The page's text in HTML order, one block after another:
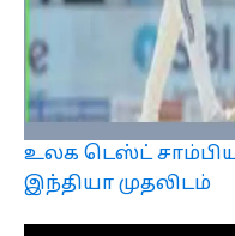
உலக டெஸ்ட்
இந்தியா முதலிடம்